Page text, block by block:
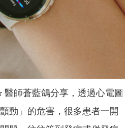
醫師蒼藍鴿分享，透過心電圖
動」的危害，很多患者一開